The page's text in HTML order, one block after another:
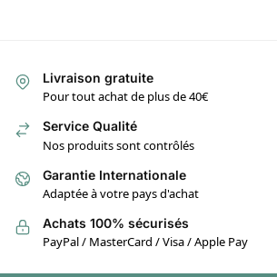
Livraison gratuite
Pour tout achat de plus de 40€
Service Qualité
Nos produits sont contrôlés
Garantie Internationale
Adaptée à votre pays d'achat
Achats 100% sécurisés
PayPal / MasterCard / Visa / Apple Pay